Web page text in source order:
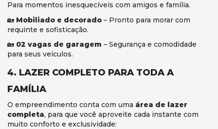
Para momentos inesquecíveis com amigos e família.
🏡 Mobiliado e decorado – Pronto para morar com
requinte e sofisticação.
🏡 02 vagas de garagem – Segurança e comodidade
para seus veículos.
4. LAZER COMPLETO PARA TODA A
FAMÍLIA
O empreendimento conta com uma área de lazer
completa, para que você aproveite cada instante com
muito conforto e exclusividade: